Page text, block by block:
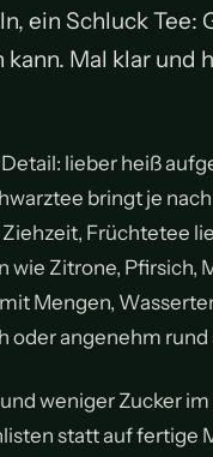
ein Schluck Tee:
Mal klar und
lieber heiß
bringt je
Früchtetee
Zitrone, Pfirsich,
Mengen,
oder angenehm
weniger Zucker
statt auf fertige